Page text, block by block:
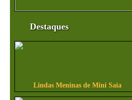
Destaques
Lindas Meninas de Mini Saia